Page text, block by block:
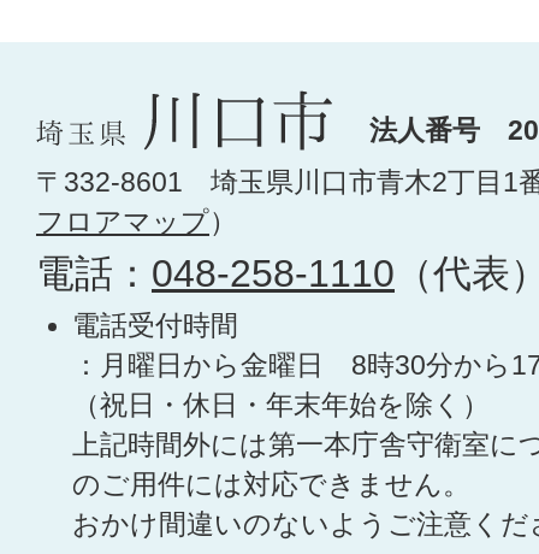
法人番号
〒332-8601 埼玉県川口市青木2丁目1
フロアマップ）
電話： 048-258-1110 （代表
電話受付時間
：月曜日から金曜日 8時30分から
（祝日・休日・年末年始を除く）
上記時間外には第一本庁舎守衛室に
のご用件には対応できません。
おかけ間違いのないようご注意くだ